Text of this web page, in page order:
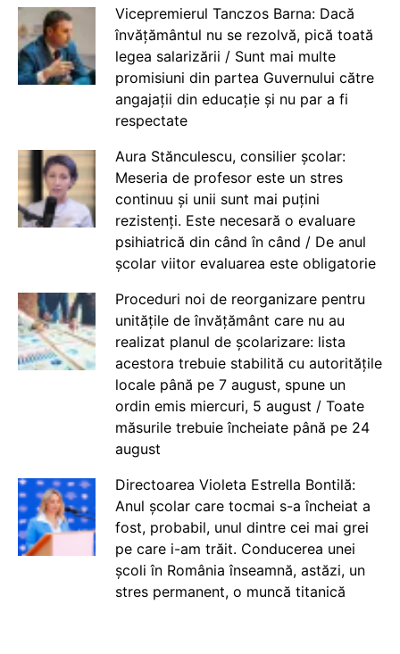
Vicepremierul Tanczos Barna: Dacă
învățământul nu se rezolvă, pică toată
legea salarizării / Sunt mai multe
promisiuni din partea Guvernului către
angajații din educație și nu par a fi
respectate
Aura Stănculescu, consilier școlar:
Meseria de profesor este un stres
continuu și unii sunt mai puțini
rezistenți. Este necesară o evaluare
psihiatrică din când în când / De anul
școlar viitor evaluarea este obligatorie
Proceduri noi de reorganizare pentru
unitățile de învățământ care nu au
realizat planul de școlarizare: lista
acestora trebuie stabilită cu autoritățile
locale până pe 7 august, spune un
ordin emis miercuri, 5 august / Toate
măsurile trebuie încheiate până pe 24
august
Directoarea Violeta Estrella Bontilă:
Anul școlar care tocmai s-a încheiat a
fost, probabil, unul dintre cei mai grei
pe care i-am trăit. Conducerea unei
școli în România înseamnă, astăzi, un
stres permanent, o muncă titanică